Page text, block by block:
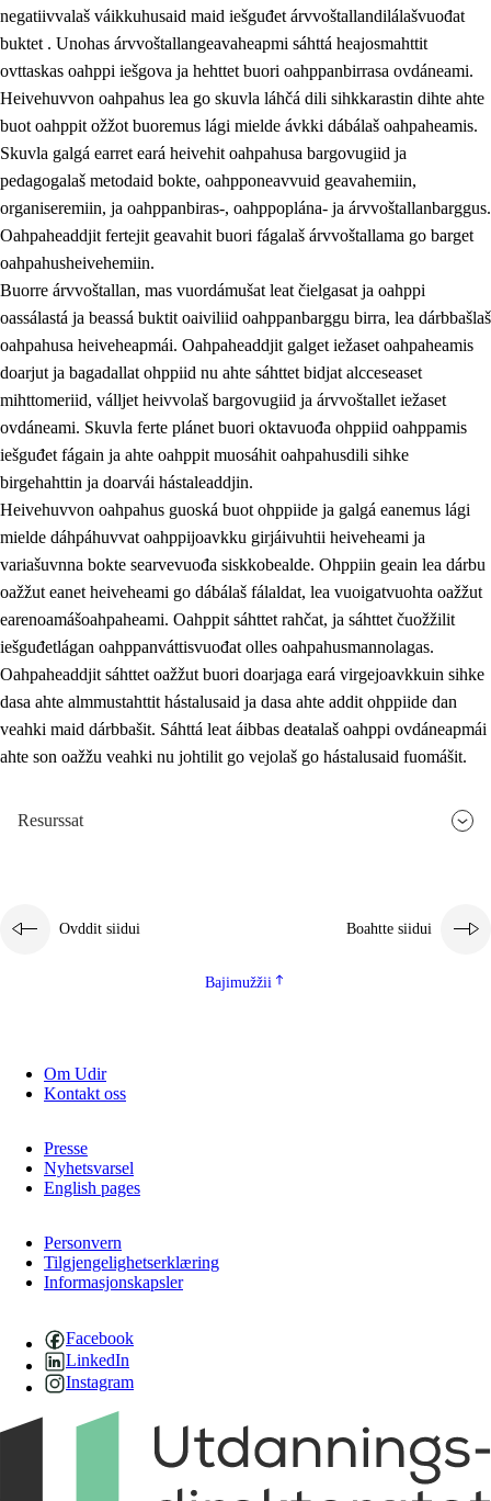
negatiivvalaš váikkuhusaid maid iešguđet árvvoštallandilálašvuođat
buktet . Unohas árvvoštallangeavaheapmi sáhttá heajosmahttit
ovttaskas oahppi iešgova ja hehttet buori oahppanbirrasa ovdáneami.
Heivehuvvon oahpahus lea go skuvla láhčá dili sihkkarastin dihte ahte
buot oahppit ožžot buoremus lági mielde ávkki dábálaš oahpaheamis.
Skuvla galgá earret eará heivehit oahpahusa bargovugiid ja
pedagogalaš metodaid bokte, oahpponeavvuid geavahemiin,
organiseremiin, ja oahppanbiras-, oahppoplána- ja árvvoštallanbarggus.
Oahpaheaddjit fertejit geavahit buori fágalaš árvvoštallama go barget
oahpahusheivehemiin.
Buorre árvvoštallan, mas vuordámušat leat čielgasat ja oahppi
oassálastá ja beassá buktit oaiviliid oahppanbarggu birra, lea dárbbašlaš
oahpahusa heiveheapmái. Oahpaheaddjit galget iežaset oahpaheamis
doarjut ja bagadallat ohppiid nu ahte sáhttet bidjat alcceseaset
mihttomeriid, válljet heivvolaš bargovugiid ja árvvoštallet iežaset
ovdáneami. Skuvla ferte plánet buori oktavuođa ohppiid oahppamis
iešguđet fágain ja ahte oahppit muosáhit oahpahusdili sihke
birgehahttin ja doarvái hástaleaddjin.
Heivehuvvon oahpahus guoská buot ohppiide ja galgá eanemus lági
mielde dáhpáhuvvat oahppijoavkku girjáivuhtii heiveheami ja
variašuvnna bokte searvevuođa siskkobealde. Ohppiin geain lea dárbu
oažžut eanet heiveheami go dábálaš fálaldat, lea vuoigatvuohta oažžut
earenoamášoahpaheami. Oahppit sáhttet rahčat, ja sáhttet čuožžilit
iešguđetlágan oahppanváttisvuođat olles oahpahusmannolagas.
Oahpaheaddjit sáhttet oažžut buori doarjaga eará virgejoavkkuin sihke
dasa ahte almmustahttit hástalusaid ja dasa ahte addit ohppiide dan
veahki maid dárbbašit. Sáhttá leat áibbas deaŧalaš oahppi ovdáneapmái
ahte son oažžu veahki nu johtilit go vejolaš go hástalusaid fuomášit.
Resurssat
Ovddit siidui Boahtte siidui
Bajimužžii
Om Udir
Kontakt oss
Presse
Nyhetsvarsel
English pages
Personvern
Tilgjengelighetserklæring
Informasjonskapsler
Facebook
LinkedIn
Instagram